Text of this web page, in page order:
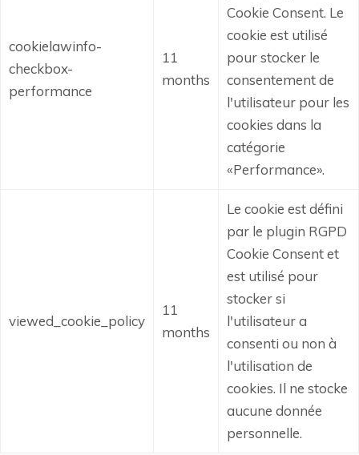
cookielawinfo-
checkbox-
performance
11
months
Cookie Consent. Le
cookie est utilisé
pour stocker le
consentement de
l'utilisateur pour les
cookies dans la
catégorie
«Performance».
viewed_cookie_policy
11
months
Le cookie est défini
par le plugin RGPD
Cookie Consent et
est utilisé pour
stocker si
l'utilisateur a
consenti ou non à
l'utilisation de
cookies. Il ne stocke
aucune donnée
personnelle.